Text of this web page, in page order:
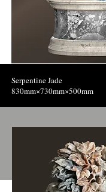
Serpentine Jade
830mm×730mm×500mm